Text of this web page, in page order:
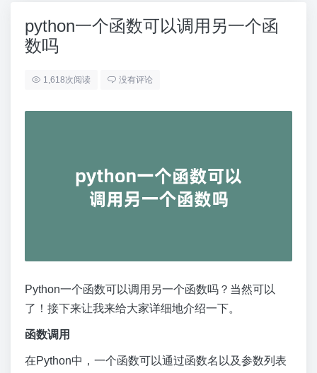
python一个函数可以调用另一个函
数吗
1,618次阅读 没有评论
Python一个函数可以调用另一个函数吗？当然可以
了！接下来让我来给大家详细地介绍一下。
函数调用
在Python中，一个函数可以通过函数名以及参数列表